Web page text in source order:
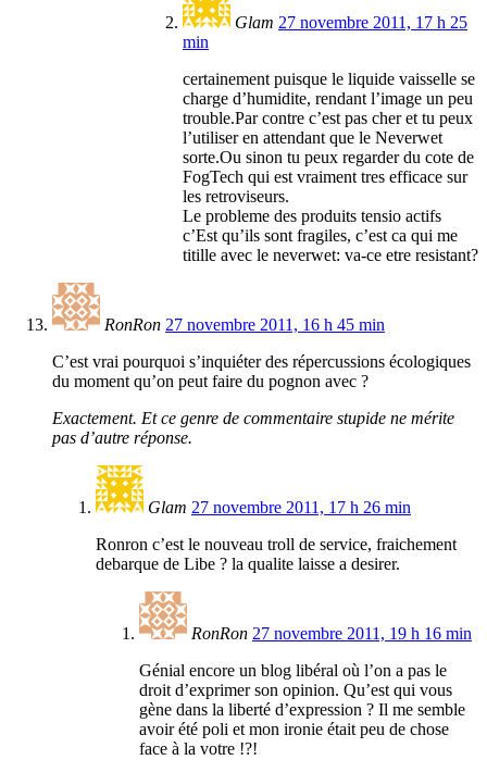
Glam 27 novembre 2011, 17 h 25
min
certainement puisque le liquide vaisselle se
charge d’humidite, rendant l’image un peu
trouble.Par contre c’est pas cher et tu peux
l’utiliser en attendant que le Neverwet
sorte.Ou sinon tu peux regarder du cote de
FogTech qui est vraiment tres efficace sur
les retroviseurs.
Le probleme des produits tensio actifs
c’Est qu’ils sont fragiles, c’est ca qui me
titille avec le neverwet: va-ce etre resistant?
RonRon 27 novembre 2011, 16 h 45 min
C’est vrai pourquoi s’inquiéter des répercussions écologiques
du moment qu’on peut faire du pognon avec ?
Exactement. Et ce genre de commentaire stupide ne mérite
pas d’autre réponse.
Glam 27 novembre 2011, 17 h 26 min
Ronron c’est le nouveau troll de service, fraichement
debarque de Libe ? la qualite laisse a desirer.
RonRon 27 novembre 2011, 19 h 16 min
Génial encore un blog libéral où l’on a pas le
droit d’exprimer son opinion. Qu’est qui vous
gène dans la liberté d’expression ? Il me semble
avoir été poli et mon ironie était peu de chose
face à la votre !?!